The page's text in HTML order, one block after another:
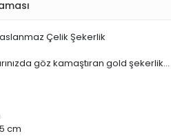
Çelik Şekerlik
göz kamaştıran gold şekerlik...
cm